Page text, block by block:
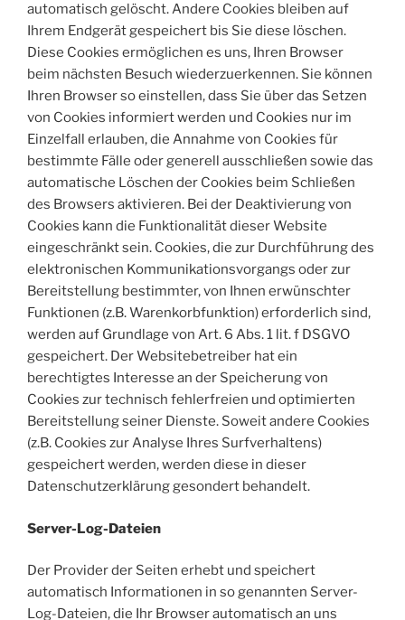
automatisch gelöscht. Andere Cookies bleiben auf
Ihrem Endgerät gespeichert bis Sie diese löschen.
Diese Cookies ermöglichen es uns, Ihren Browser
beim nächsten Besuch wiederzuerkennen. Sie können
Ihren Browser so einstellen, dass Sie über das Setzen
von Cookies informiert werden und Cookies nur im
Einzelfall erlauben, die Annahme von Cookies für
bestimmte Fälle oder generell ausschließen sowie das
automatische Löschen der Cookies beim Schließen
des Browsers aktivieren. Bei der Deaktivierung von
Cookies kann die Funktionalität dieser Website
eingeschränkt sein. Cookies, die zur Durchführung des
elektronischen Kommunikationsvorgangs oder zur
Bereitstellung bestimmter, von Ihnen erwünschter
Funktionen (z.B. Warenkorbfunktion) erforderlich sind,
werden auf Grundlage von Art. 6 Abs. 1 lit. f DSGVO
gespeichert. Der Websitebetreiber hat ein
berechtigtes Interesse an der Speicherung von
Cookies zur technisch fehlerfreien und optimierten
Bereitstellung seiner Dienste. Soweit andere Cookies
(z.B. Cookies zur Analyse Ihres Surfverhaltens)
gespeichert werden, werden diese in dieser
Datenschutzerklärung gesondert behandelt.
Server-Log-Dateien
Der Provider der Seiten erhebt und speichert
automatisch Informationen in so genannten Server-
Log-Dateien, die Ihr Browser automatisch an uns